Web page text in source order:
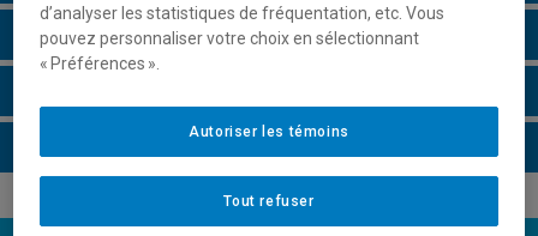
Horaire - Été 2026
d’analyser les statistiques de fréquentation, etc. Vous
pouvez personnaliser votre choix en sélectionnant
« Préférences ».
Tout refuser
Autoriser les témoins